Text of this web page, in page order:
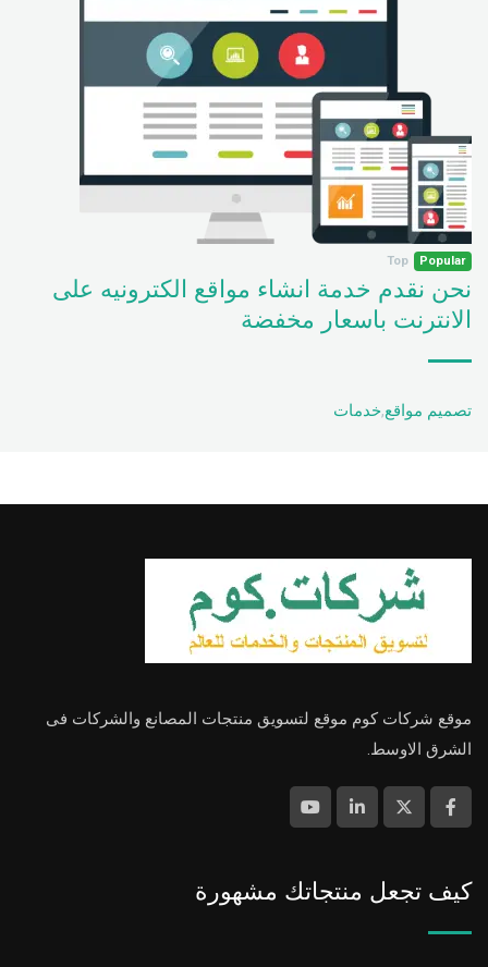
Popular
Top
نحن نقدم خدمة انشاء مواقع الكترونيه على
الانترنت باسعار مخفضة
تصميم مواقع,خدمات
موقع شركات كوم موقع لتسويق منتجات المصانع والشركات فى
الشرق الاوسط.
كيف تجعل منتجاتك مشهورة